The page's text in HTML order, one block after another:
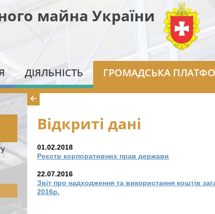
майна України
ДІЯЛЬНІСТЬ ГРОМАДСЬКА
Відкриті дані
01.02.2018
Реєстр корпоративних прав держави
22.07.2016
Звіт про надходження та використання коштів
2016р.